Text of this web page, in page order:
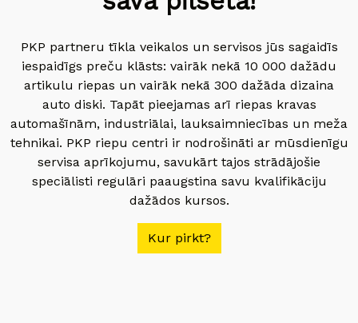
PKP partneru tīkla veikalos un servisos jūs sagaidīs
iespaidīgs preču klāsts: vairāk nekā 10 000 dažādu
artikulu riepas un vairāk nekā 300 dažāda dizaina
auto diski. Tapāt pieejamas arī riepas kravas
automašīnām, industriālai, lauksaimniecības un meža
tehnikai. PKP riepu centri ir nodrošināti ar mūsdienīgu
servisa aprīkojumu, savukārt tajos strādājošie
speciālisti regulāri paaugstina savu kvalifikāciju
dažādos kursos.
Kur pirkt?